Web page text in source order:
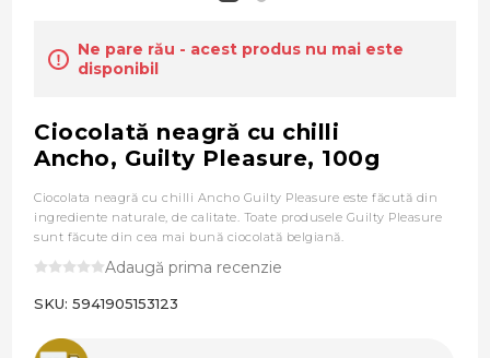
Ne pare rău - acest produs nu mai este
disponibil
Ciocolată neagră cu chilli
Ancho, Guilty Pleasure, 100g
Ciocolata neagră cu chilli Ancho Guilty Pleasure este făcută din
ingrediente naturale, de calitate. Toate produsele Guilty Pleasure
sunt făcute din cea mai bună ciocolată belgiană.
Adaugă prima recenzie
SKU: 5941905153123